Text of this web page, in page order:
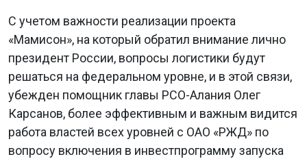
С учетом важности реализации проекта
«Мамисон», на который обратил внимание лично
президент России, вопросы логистики будут
решаться на федеральном уровне, и в этой связи,
убежден помощник главы РСО-Алания Олег
Карсанов, более эффективным и важным видится
работа властей всех уровней с ОАО «РЖД» по
вопросу включения в инвестпрограмму запуска